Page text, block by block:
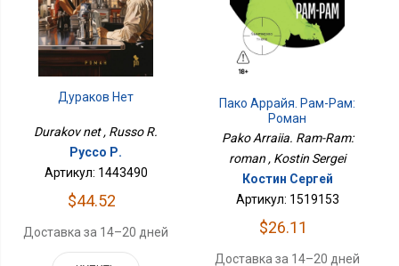
Дураков Нет
Durakov net , Russo R.
Руссо Р.
Артикул: 1443490
$44.52
Доставка за 14–20 дней
Пако Аррайя. Рам-Рам:
Роман
Pako Arraiia. Ram-Ram:
roman , Kostin Sergei
Костин Сергей
Артикул: 1519153
$26.11
Доставка за 14–20 дней